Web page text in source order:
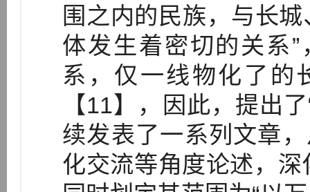
围之内的民族，与长
体发生着密切的关系
系，仅一线物化了的
【11】，因此，提出
续发表了一系列文章
化交流等角度论述，